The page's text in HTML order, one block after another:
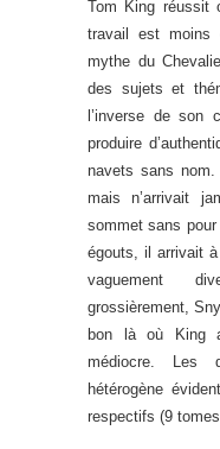
Tom King réussit
travail est moins
mythe du
des sujets et
l’inverse de son
produire
navets sans
mais n’arrivait
sommet sans
égouts, il arrivait
vaguement
grossièrement,
bon là où King
médiocre. Les
hétérogène
respectifs (9